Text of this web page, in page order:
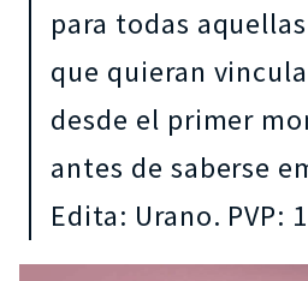
para todas
que quieran
desde el primer
antes de saberse
Edita: Urano. PVP: